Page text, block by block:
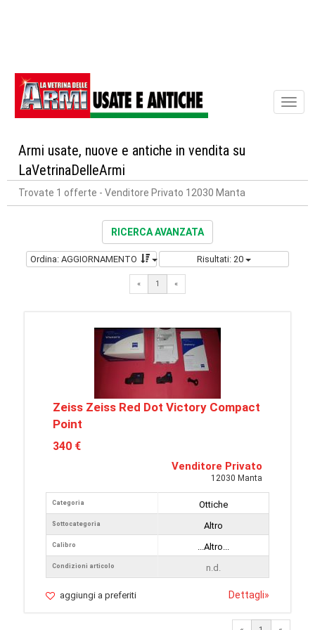
Armi usate, nuove e antiche in vendita su
LaVetrinaDelleArmi
Trovate 1 offerte - Venditore Privato 12030 Manta
RICERCA AVANZATA
Ordina: AGGIORNAMENTO Risultati: 20
« 1 «
Zeiss Zeiss Red Dot Victory Compact
Point
340 €
Venditore Privato
12030 Manta
Categoria
Sottocategoria
Calibro
Condizioni articolo
Ottiche
Altro
...Altro...
n.d.
aggiungi a preferiti Dettagli»